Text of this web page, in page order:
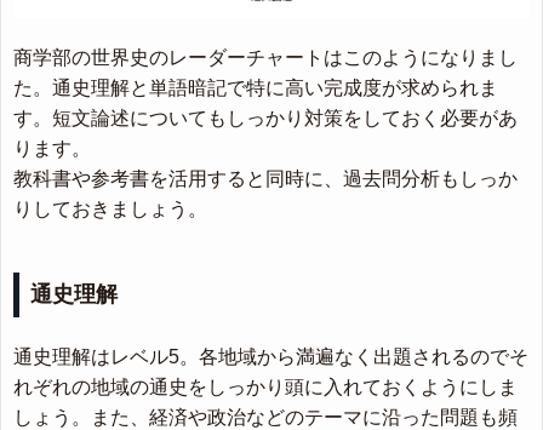
商学部の世界史のレーダーチャートはこのようになりまし
た。通史理解と単語暗記で特に高い完成度が求められま
す。短文論述についてもしっかり対策をしておく必要があ
ります。
教科書や参考書を活用すると同時に、過去問分析もしっか
りしておきましょう。
通史理解
通史理解はレベル5。各地域から満遍なく出題されるのでそ
れぞれの地域の通史をしっかり頭に入れておくようにしま
しょう。また、経済や政治などのテーマに沿った問題も頻